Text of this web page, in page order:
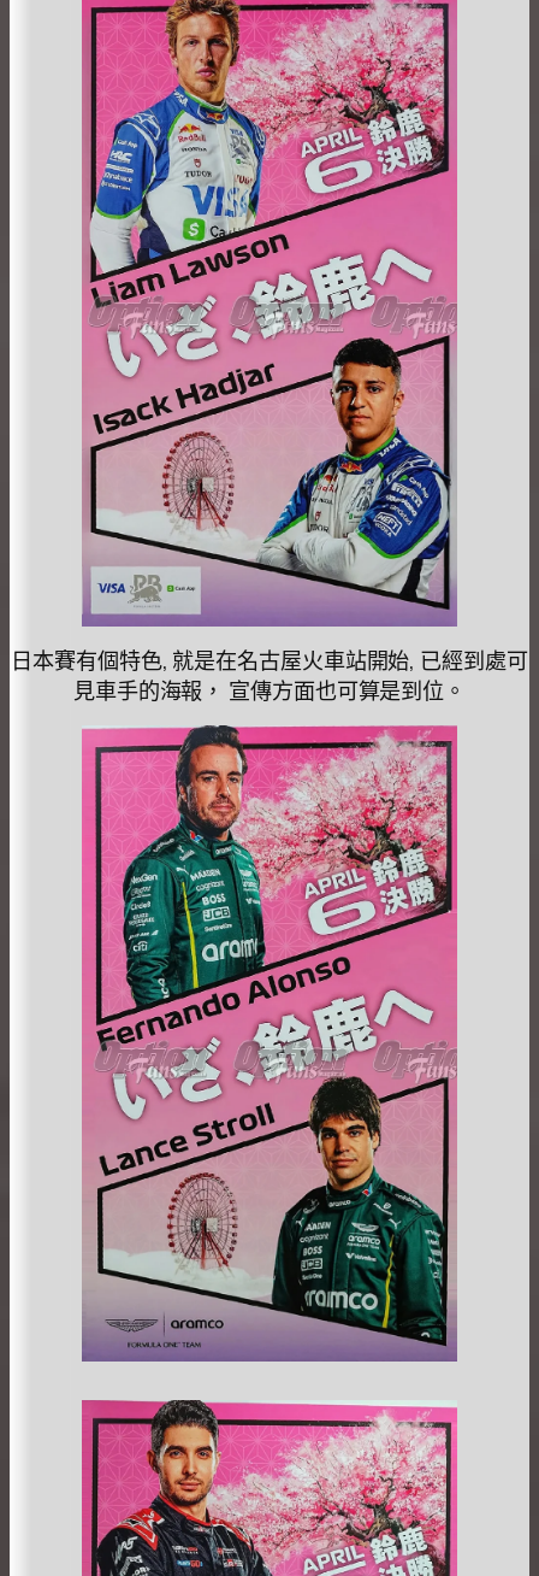
日本賽有個特色, 就是在名古屋火車站開始, 已經到處可
見車手的海報， 宣傳方面也可算是到位。